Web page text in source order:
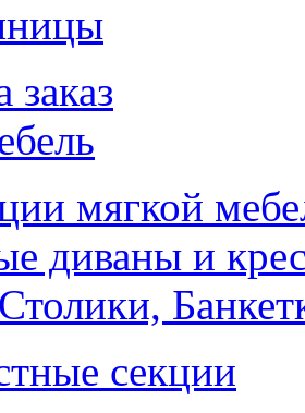
мягкой
диваны и
секции